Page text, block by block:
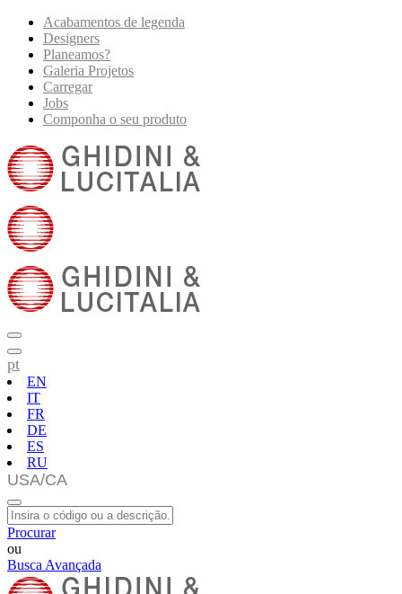
Acabamentos de legenda
Designers
Planeamos?
Galeria Projetos
Carregar
Jobs
Componha o seu produto
pt
EN
IT
FR
DE
ES
RU
Procurar
ou
Busca Avançada